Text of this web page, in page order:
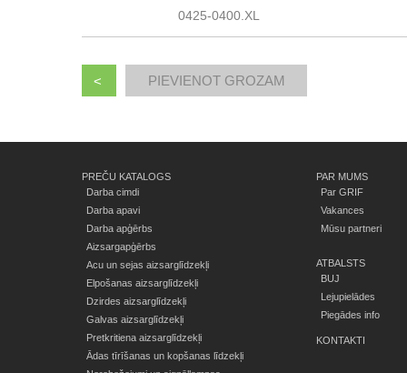
0425-0400.XL
<
PREČU KATALOGS
Darba cimdi
Darba apavi
Darba apģērbs
Aizsargapģērbs
Acu un sejas aizsarglīdzekļi
Elpošanas aizsarglīdzekļi
Dzirdes aizsarglīdzekļi
Galvas aizsarglīdzekļi
Pretkritiena aizsarglīdzekļi
Ādas tīrīšanas un kopšanas līdzekļi
PAR MUMS
Par GRIF
Vakances
Mūsu partneri
ATBALSTS
BUJ
Lejupielādes
Piegādes info
KONTAKTI